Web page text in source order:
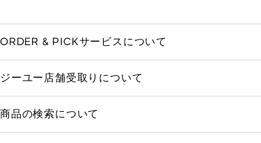
ORDER & PICKサービスについて
ジーユー店舗受取りについて
商品の検索について